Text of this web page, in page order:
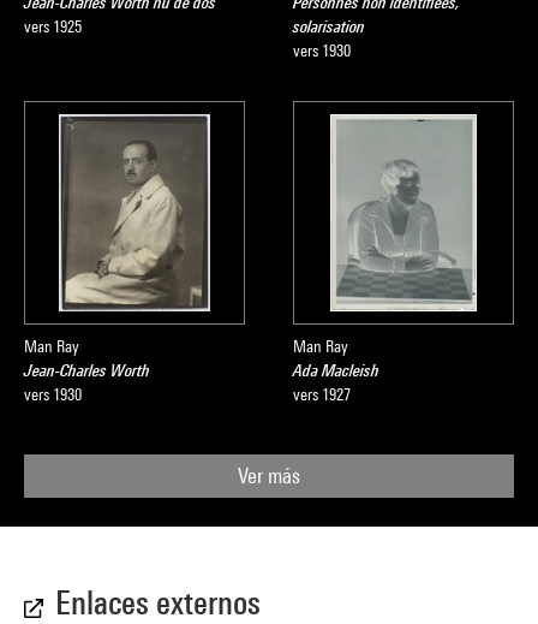
vers 1925
solarisation
vers 1930
Man Ray
Jean-Charles Worth
vers 1930
Man Ray
Ada Macleish
vers 1927
Ver más
Enlaces externos